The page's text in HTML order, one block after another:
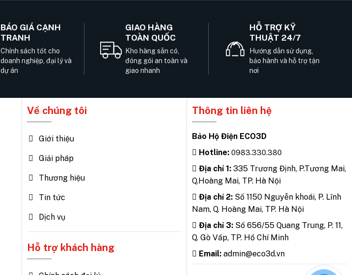
BÁO GIÁ CẠNH
TRANH
Chính sách tốt cho
doanh nghiệp, đại lý và
dự án
GIAO HÀNG
TOÀN QUỐC
Kho hàng sẵn có,
đóng gói an toàn và
giao nhanh
HỖ TRỢ KỸ
THUẬT 24/7
Hướng dẫn sử dụng,
bảo hành và hỗ trợ tận
nơi
Về chúng tôi
Giới thiệu
Giải pháp
Thương hiệu
Tin tức
Dịch vụ
Hỗ trợ khách hàng
Thông tin liên hệ
Bảo Hộ Điện ECO3D
Hotline: 0983.330.380
Địa chỉ 1: 335 Trương Định, P.Tương Mai,
Q.Hoàng Mai, TP. Hà Nội
Địa chỉ 2: Số 1150 Nguyễn khoái, P. Lĩnh
Nam, Q. Hoàng Mai, TP. Hà Nội
Địa chỉ 3: Số 656/55 Quang Trung, P. 11,
Q. Gò Vấp, TP. Hồ Chí Minh
Email: admin@eco3d.vn